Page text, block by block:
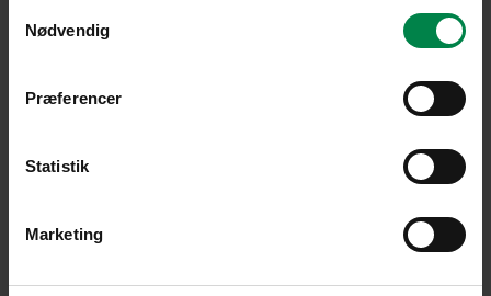
Nødvendig
Præferencer
Statistik
Marketing